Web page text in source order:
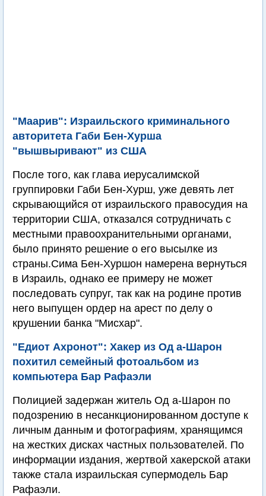
"Маарив": Израильского криминального
авторитета Габи Бен-Хурша
"вышвыривают" из США
После того, как глава иерусалимской
группировки Габи Бен-Хурш, уже девять лет
скрывающийся от израильского правосудия на
территории США, отказался сотрудничать с
местными правоохранительными органами,
было принято решение о его высылке из
страны.Сима Бен-Хуршон намерена вернуться
в Израиль, однако ее примеру не может
последовать супруг, так как на родине против
него выпущен ордер на арест по делу о
крушении банка "Мисхар".
"Едиот Ахронот": Хакер из Од а-Шарон
похитил семейный фотоальбом из
компьютера Бар Рафаэли
Полицией задержан житель Од а-Шарон по
подозрению в несанкционированном доступе к
личным данным и фотографиям, хранящимся
на жестких дисках частных пользователей. По
информации издания, жертвой хакерской атаки
также стала израильская супермодель Бар
Рафаэли.